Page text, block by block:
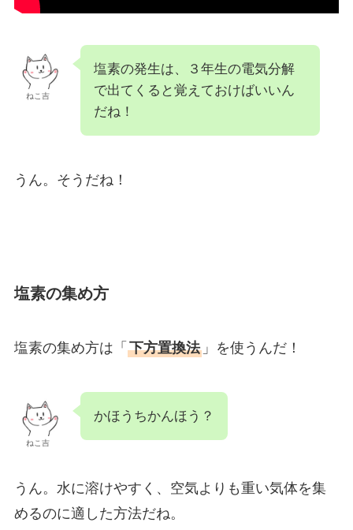
ねこ吉
塩素の発生は、３年生の電気分解
で出てくると覚えておけばいいん
だね！
うん。そうだね！
塩素の集め方
塩素の集め方は「 下方置換法」を使うんだ！
ねこ吉
かほうちかんほう？
うん。水に溶けやすく、空気よりも重い気体を集
めるのに適した方法だね。